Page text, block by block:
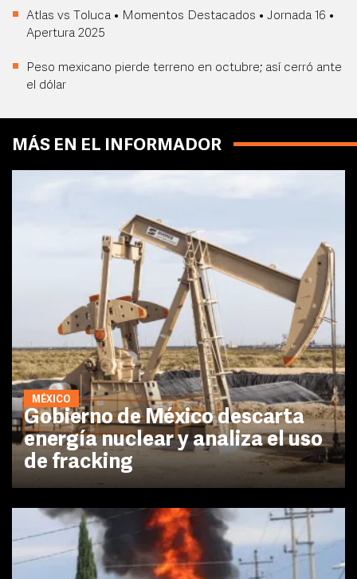
Atlas vs Toluca • Momentos Destacados • Jornada 16 •
Apertura 2025
Peso mexicano pierde terreno en octubre; así cerró ante
el dólar
MÁS EN EL INFORMADOR
MÉXICO
Gobierno de México descarta
energía nuclear y analiza el uso
de fracking